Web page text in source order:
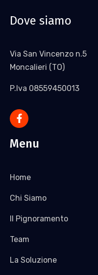
Dove siamo
Via San Vincenzo n.5
Moncalieri (TO)
P.Iva 08559450013
Menu
Home
Chi Siamo
Il Pignoramento
Team
La Soluzione